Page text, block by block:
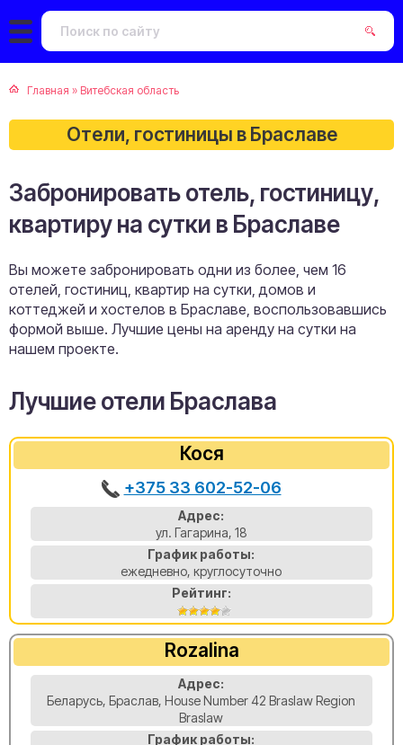
Главная » Витебская область
Отели, гостиницы в Браславе
Забронировать отель, гостиницу,
квартиру на сутки в Браславе
Вы можете забронировать одни из более, чем 16
отелей, гостиниц, квартир на сутки, домов и
коттеджей и хостелов в Браславе, воспользовавшись
формой выше. Лучшие цены на аренду на сутки на
нашем проекте.
Лучшие отели Браслава
Кося
+375 33 602-52-06
Адрес:
ул. Гагарина, 18
График работы:
ежедневно, круглосуточно
Рейтинг:
Rozalina
Адрес:
Беларусь, Браслав, House Number 42 Braslaw Region
Braslaw
График работы: